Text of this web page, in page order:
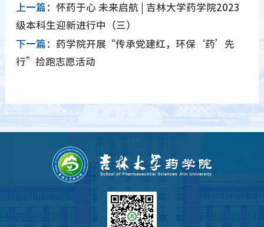
上一篇： 怀药于心 未来启航 | 吉林大学药学院2023
级本科生迎新进行中（三）
下一篇： 药学院开展“传承党建红，环保‘药’先
行”捡跑志愿活动